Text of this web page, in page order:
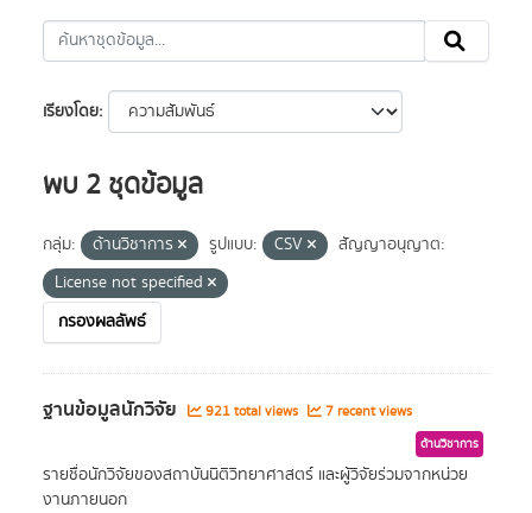
เรียงโดย
พบ 2 ชุดข้อมูล
กลุ่ม: ด้านวิชาการ รูปแบบ: CSV
สัญญาอนุญาต:
License not specified
กรองผลลัพธ์
ฐานข้อมูลนักวิจัย 921 total views 7 recent views
ด้านวิชาการ
รายชื่อนักวิจัยของสถาบันนิติวิทยาศาสตร์ และผู้วิจัยร่วมจากหน่วย
งานภายนอก